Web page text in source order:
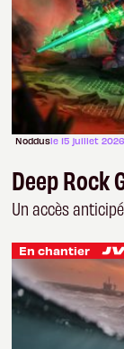
Noddusle 15 juillet 2026
Deep Rock
Un accès
En chantier